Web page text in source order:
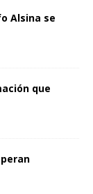
Alsina se
que